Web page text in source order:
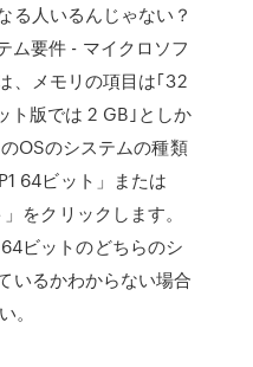
る人いるんじゃない？
ム要件 - マイクロソフ
、メモリの項目は｢32
ト版では 2 GB｣としか
OSのシステムの種類
64ビット」または
をクリックします。
ビットのどちらのシ
いるかわからない場合
。